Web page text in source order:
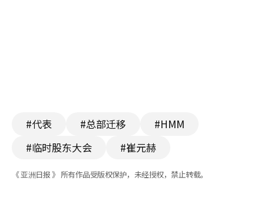
#代表 #总部迁移
#HMM
#临时股东大会
#崔元赫
《 亚洲日报 》 所有作品受版权保护，未经授权，禁止转载。